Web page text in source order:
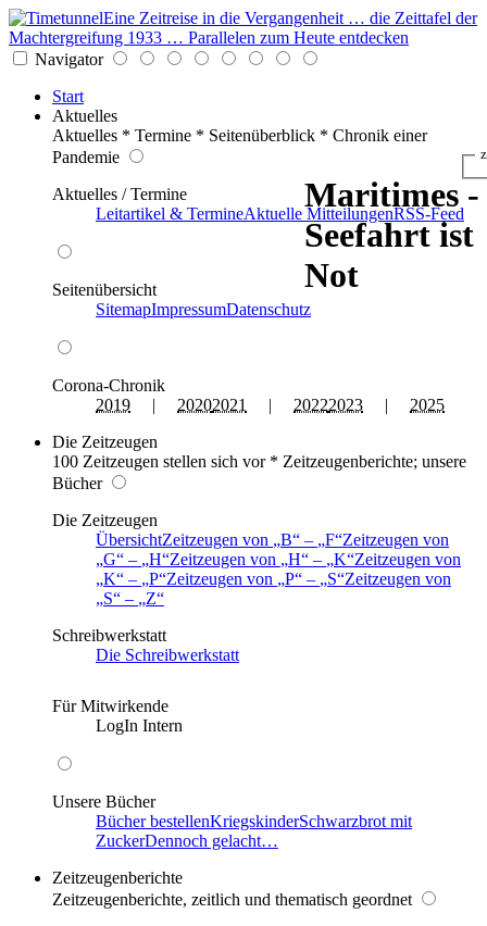
Eine Zeitreise in die Vergangenheit … die Zeittafel der
Machtergreifung 1933 … Parallelen zum Heute entdecken
Navigator
Start
Aktuelles
Aktuelles * Termine * Seitenüberblick * Chronik einer
Pandemie
Aktuelles / Termine
Leitartikel & TermineAktuelle MitteilungenRSS-Feed
Seitenübersicht
SitemapImpressumDatenschutz
Corona-Chronik
2019 | 20202021 | 20222023 | 2025
Die Zeitzeugen
100 Zeitzeugen stellen sich vor * Zeitzeugenberichte; unsere
Bücher
Die Zeitzeugen
ÜbersichtZeitzeugen von B – F Zeitzeugen von
G
– H Zeitzeugen von H – K Zeitzeugen von
K
– P Zeitzeugen von P – S Zeitzeugen von
S
–
Z
Schreibwerkstatt
Die Schreibwerkstatt
Für Mitwirkende
LogIn Intern
Unsere Bücher
Bücher bestellenKriegskinderSchwarzbrot mit
ZuckerDennoch gelacht…
Zeitzeugenberichte
Zeitzeugenberichte, zeitlich und thematisch geordnet
Maritimes -
Seefahrt ist
Not